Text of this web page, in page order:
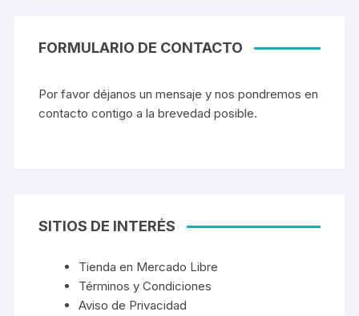
FORMULARIO DE CONTACTO
Por favor déjanos un mensaje y nos pondremos en
contacto contigo a la brevedad posible.
SITIOS DE INTERÉS
Tienda en Mercado Libre
Términos y Condiciones
Aviso de Privacidad